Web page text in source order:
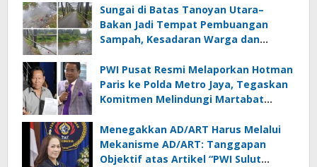
Sungai di Batas Tanoyan Utara–
Bakan Jadi Tempat Pembuangan
Sampah, Kesadaran Warga dan
PWI Pusat Resmi Melaporkan Hotman
Paris ke Polda Metro Jaya, Tegaskan
Komitmen Melindungi Martabat
Menegakkan AD/ART Harus Melalui
Mekanisme AD/ART: Tanggapan
Objektif atas Artikel “PWI Sulut